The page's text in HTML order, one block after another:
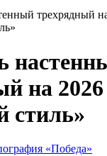
трехрядный
на 2026
стиль»
«Победа»